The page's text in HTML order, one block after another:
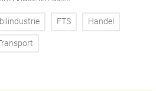
FTS Handel